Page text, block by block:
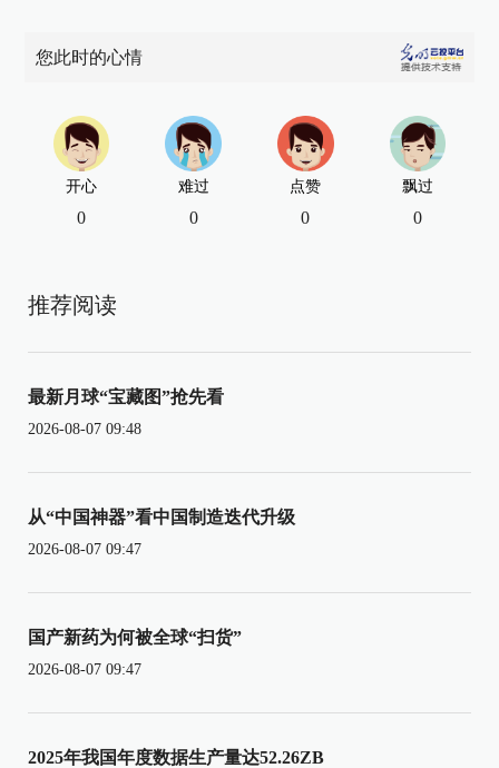
您此时的心情
开心
0
难过
0
点赞
0
飘过
0
推荐阅读
最新月球“宝藏图”抢先看
2026-08-07 09:48
从“中国神器”看中国制造迭代升级
2026-08-07 09:47
国产新药为何被全球“扫货”
2026-08-07 09:47
2025年我国年度数据生产量达52.26ZB